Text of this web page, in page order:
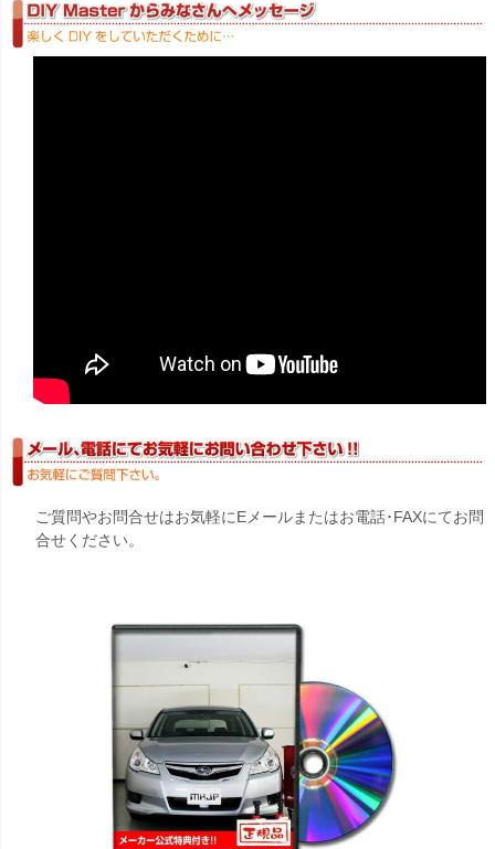
ご質問やお問合せはお気軽にEメールまたはお電話･FAXにてお問
合せください。